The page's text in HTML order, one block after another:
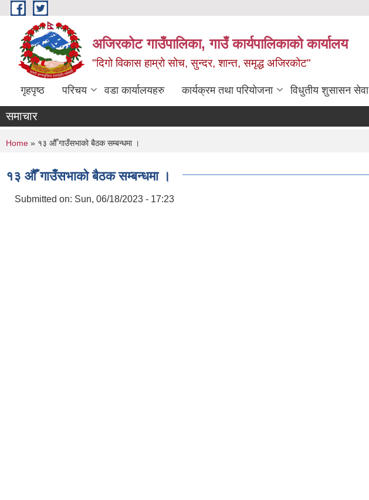
Skip to main content
अजिरकोट गाउँपालिका, गाउँ कार्यपालिकाको कार्यालय
"दिगो विकास हाम्रो सोच, सुन्दर, शान्त, समृद्ध अजिरकोट"
गृहपृष्ठ परिचय वडा कार्यालयहरु कार्यक्रम तथा परियोजना विधुतीय शुसासन सेवा
समाचार
You are here
Home » १३ ‌औँ गाउँसभाको बैठक सम्बन्धमा ।
१३ ‌औँ गाउँसभाको बैठक सम्बन्धमा ।
Submitted on: Sun, 06/18/2023 - 17:23